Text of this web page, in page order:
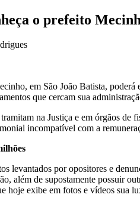
o prefeito
em São João Batista, poderá
que cercam sua
na Justiça e em órgãos de
incompatível com a
levantados por opositores e
além de supostamente possuir
hoje exibe em fotos e vídeos sua